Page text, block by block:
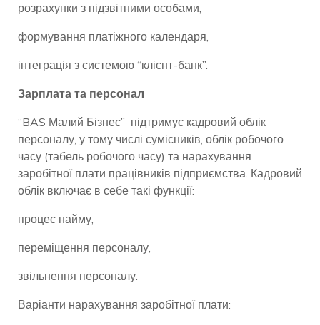
розрахунки з підзвітними особами,
формування платіжного календаря,
інтеграція з системою “клієнт-банк”.
Зарплата та персонал
“BAS Малий Бізнес” підтримує кадровий облік
персоналу, у тому числі сумісників, облік робочого
часу (табель робочого часу) та нарахування
заробітної плати працівників підприємства. Кадровий
облік включає в себе такі функції:
процес найму,
переміщення персоналу,
звільнення персоналу.
Варіанти нарахування заробітної плати: